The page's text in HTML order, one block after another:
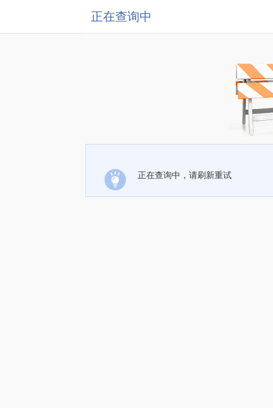
正在查询中
正在查询中，请刷新重试